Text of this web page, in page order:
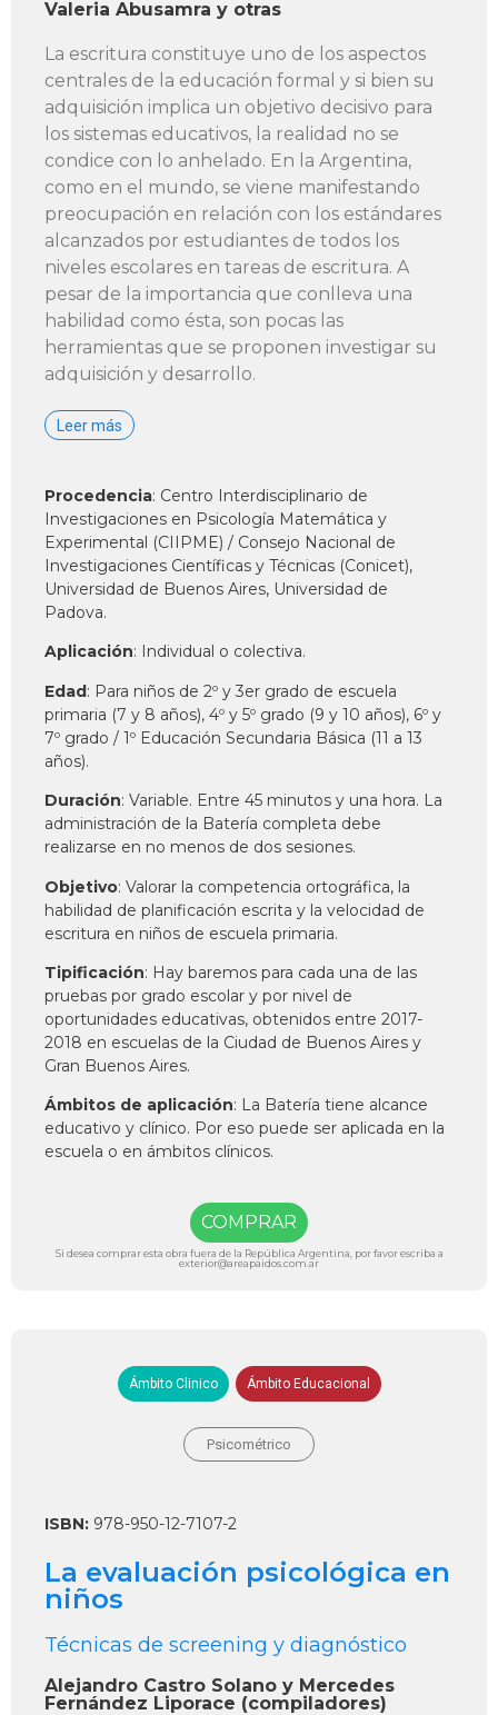
Valeria Abusamra y otras
La escritura constituye uno de los aspectos
centrales de la educación formal y si bien su
adquisición implica un objetivo decisivo para
los sistemas educativos, la realidad no se
condice con lo anhelado. En la Argentina,
como en el mundo, se viene manifestando
preocupación en relación con los estándares
alcanzados por estudiantes de todos los
niveles escolares en tareas de escritura. A
pesar de la importancia que conlleva una
habilidad como ésta, son pocas las
herramientas que se proponen investigar su
adquisición y desarrollo.
Leer más
Procedencia: Centro Interdisciplinario de
Investigaciones en Psicología Matemática y
Experimental (CIIPME) / Consejo Nacional de
Investigaciones Científicas y Técnicas (Conicet),
Universidad de Buenos Aires, Universidad de
Padova.
Aplicación: Individual o colectiva.
Edad: Para niños de 2º y 3er grado de escuela
primaria (7 y 8 años), 4º y 5º grado (9 y 10 años), 6º y
7º grado / 1º Educación Secundaria Básica (11 a 13
años).
Duración: Variable. Entre 45 minutos y una hora. La
administración de la Batería completa debe
realizarse en no menos de dos sesiones.
Objetivo: Valorar la competencia ortográfica, la
habilidad de planificación escrita y la velocidad de
escritura en niños de escuela primaria.
Tipificación: Hay baremos para cada una de las
pruebas por grado escolar y por nivel de
oportunidades educativas, obtenidos entre 2017-
2018 en escuelas de la Ciudad de Buenos Aires y
Gran Buenos Aires.
Ámbitos de aplicación: La Batería tiene alcance
educativo y clínico. Por eso puede ser aplicada en la
escuela o en ámbitos clínicos.
COMPRAR
Si desea comprar esta obra fuera de la República Argentina, por favor escriba a
exterior@areapaidos.com.ar
Ámbito Clinico Ámbito Educacional
Psicométrico
ISBN: 978-950-12-7107-2
La evaluación psicológica en
niños
Técnicas de screening y diagnóstico
Alejandro Castro Solano y Mercedes
Fernández Liporace (compiladores)